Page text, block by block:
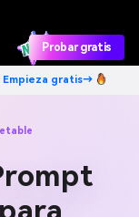
Probar gratis
Empieza gratis→